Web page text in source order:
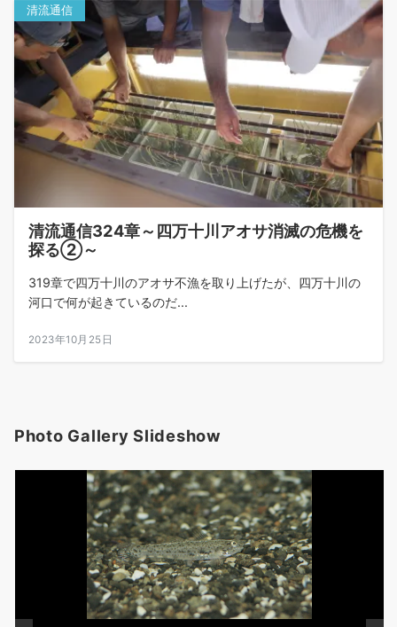
清流通信
清流通信324章～四万十川アオサ消滅の危機を
探る②～
319章で四万十川のアオサ不漁を取り上げたが、四万十川の
河口で何が起きているのだ...
2023年10月25日
Photo Gallery Slideshow